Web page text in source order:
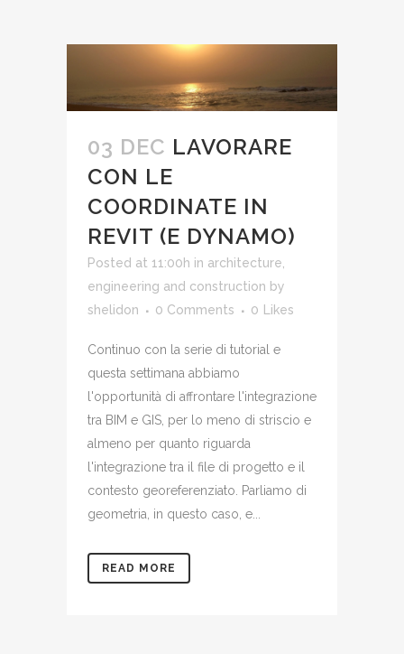
03 DEC LAVORARE
CON LE
COORDINATE IN
REVIT (E DYNAMO)
Posted at 11:00h in architecture,
engineering and construction by
shelidon
0 Comments 0 Likes
Continuo con la serie di tutorial e
questa settimana abbiamo
l'opportunità di affrontare l'integrazione
tra BIM e GIS, per lo meno di striscio e
almeno per quanto riguarda
l'integrazione tra il file di progetto e il
contesto georeferenziato. Parliamo di
geometria, in questo caso, e...
READ MORE